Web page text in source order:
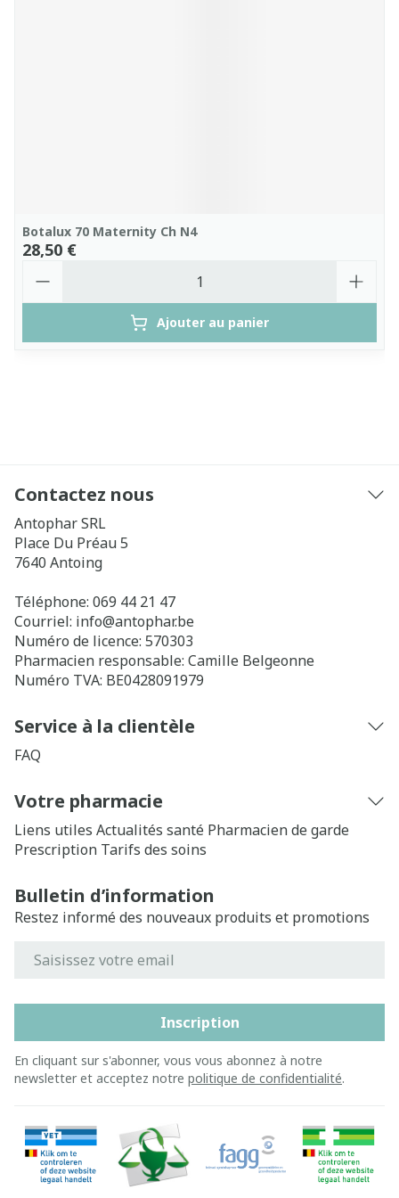
Botalux 70 Maternity Ch N4
28,50 €
Ajouter au panier
Contactez nous
Antophar SRL
Place Du Préau 5
7640 Antoing
Téléphone: 069 44 21 47
Courriel: info@antophar.be
Numéro de licence: 570303
Pharmacien responsable: Camille Belgeonne
Numéro TVA: BE0428091979
Service à la clientèle
FAQ
Votre pharmacie
Liens utiles Actualités santé Pharmacien de garde
Prescription Tarifs des soins
Bulletin d’information
Restez informé des nouveaux produits et promotions
Inscription
En cliquant sur s'abonner, vous vous abonnez à notre
newsletter et acceptez notre politique de confidentialité.